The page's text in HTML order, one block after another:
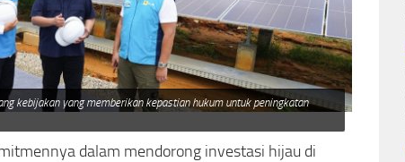
kebijakan yang memberikan kepastian hukum untuk peningkatan
dalam mendorong investasi hijau di